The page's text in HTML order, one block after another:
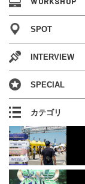
SPOT
INTERVIEW
SPECIAL
カテゴリ